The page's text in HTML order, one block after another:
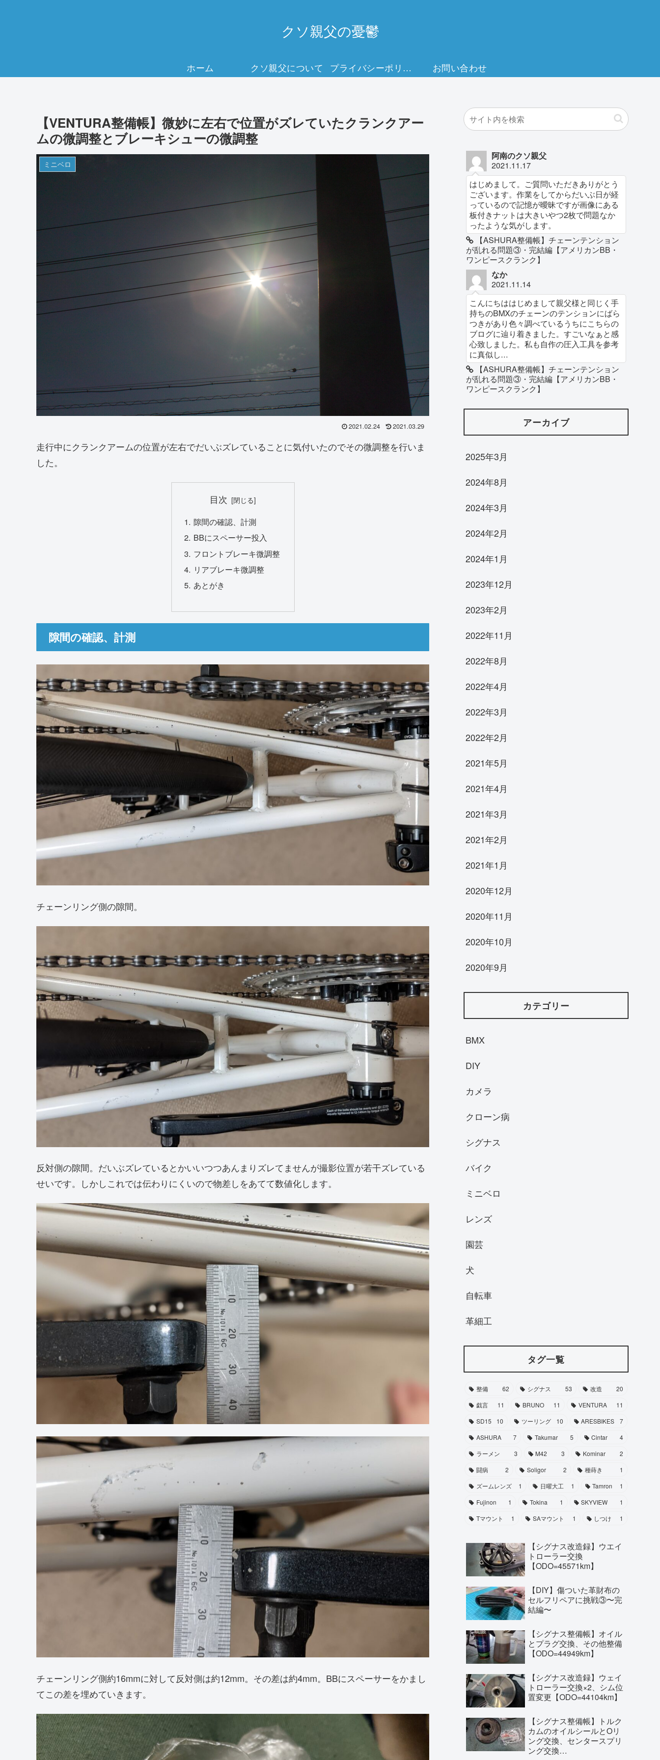
クソ親父の憂鬱
ホーム クソ親父について プライバシーポリシー お問い合わせ
【VENTURA整備帳】微妙に左右で位置がズレていたクランクアー
ムの微調整とブレーキシューの微調整
ミニベロ
2021.02.24 2021.03.29
走行中にクランクアームの位置が左右でだいぶズレていることに気付いたのでその微調整を行いま
した。
目次
隙間の確認、計測
BBにスペーサー投入
フロントブレーキ微調整
リアブレーキ微調整
あとがき
隙間の確認、計測
チェーンリング側の隙間。
反対側の隙間。だいぶズレているとかいいつつあんまりズレてませんが撮影位置が若干ズレている
せいです。しかしこれでは伝わりにくいので物差しをあてて数値化します。
チェーンリング側約16mmに対して反対側は約12mm。その差は約4mm。BBにスペーサーをかまし
てこの差を埋めていきます。
阿南のクソ親父
2021.11.17
はじめまして。ご質問いただきありがとう
ございます。作業をしてからだいぶ日が経
っているので記憶が曖昧ですが画像にある
板付きナットは大きいやつ2枚で問題なか
ったような気がします。
【ASHURA整備帳】チェーンテンション
が乱れる問題③・完結編【アメリカンBB・
ワンピースクランク】
なか
2021.11.14
こんにちははじめまして親父様と同じく手
持ちのBMXのチェーンのテンションにばら
つきがあり色々調べているうちにこちらの
ブログに辿り着きました。すごいなぁと感
心致しました。私も自作の圧入工具を参考
に真似し...
【ASHURA整備帳】チェーンテンション
が乱れる問題③・完結編【アメリカンBB・
ワンピースクランク】
アーカイブ
2025年3月
2024年8月
2024年3月
2024年2月
2024年1月
2023年12月
2023年2月
2022年11月
2022年8月
2022年4月
2022年3月
2022年2月
2021年5月
2021年4月
2021年3月
2021年2月
2021年1月
2020年12月
2020年11月
2020年10月
2020年9月
カテゴリー
BMX
DIY
カメラ
クローン病
シグナス
バイク
ミニベロ
レンズ
園芸
犬
自転車
革細工
タグ一覧
整備 62 シグナス 53 改造
20
戯言
11 BRUNO 11 VENTURA
11
SD15
10 ツーリング 10 ARESBIKES
7
ASHURA
7 Takumar 5 Cintar
4
ラーメン
3 M42 3 Kominar
2
闘病
2 Soligor 2 種蒔き
1
ズームレンズ
1 日曜大工 1 Tamron
1
Fujinon
1 Tokina 1 SKYVIEW
1
Tマウント
1 SAマウント 1 しつけ 1
【シグナス改造録】ウエイ
トローラー交換
【ODO=45571km】
【DIY】傷ついた革財布の
セルフリペアに挑戦③〜完
結編〜
【シグナス整備帳】オイル
とプラグ交換、その他整備
【ODO=44949km】
【シグナス改造録】ウェイ
トローラー交換×2、シム位
置変更【ODO=44104km】
【シグナス整備帳】トルク
カムのオイルシールとOリ
ング交換、センタースプリ
ング交換